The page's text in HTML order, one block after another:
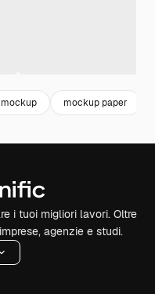
mockup paper
i tuoi migliori lavori. Oltre
agenzie e studi.